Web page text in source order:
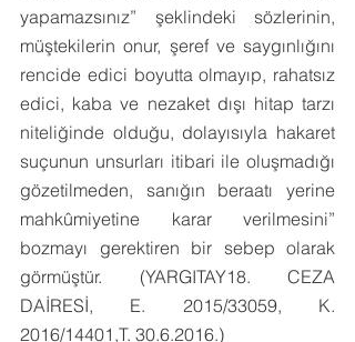
yapamazsınız” şeklindeki sözlerinin,
müştekilerin onur, şeref ve saygınlığını
rencide edici boyutta olmayıp, rahatsız
edici, kaba ve nezaket dışı hitap tarzı
niteliğinde olduğu, dolayısıyla hakaret
suçunun unsurları itibari ile oluşmadığı
gözetilmeden, sanığın beraatı yerine
mahkûmiyetine karar verilmesini”
bozmayı gerektiren bir sebep olarak
görmüştür. (YARGITAY18. CEZA
DAİRESİ, E. 2015/33059, K.
2016/14401,T. 30.6.2016.)